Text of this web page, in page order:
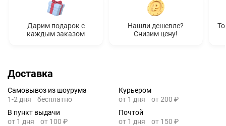
Дарим подарок с
каждым заказом
Нашли дешевле?
Снизим цену!
Доставка
Самовывоз из шоурума
1-2 дня
бесплатно
Курьером
от 1 дня
от 200 ₽
В пункт выдачи
от 1 дня
от 100 ₽
Почтой
от 1 дня
от 150 ₽